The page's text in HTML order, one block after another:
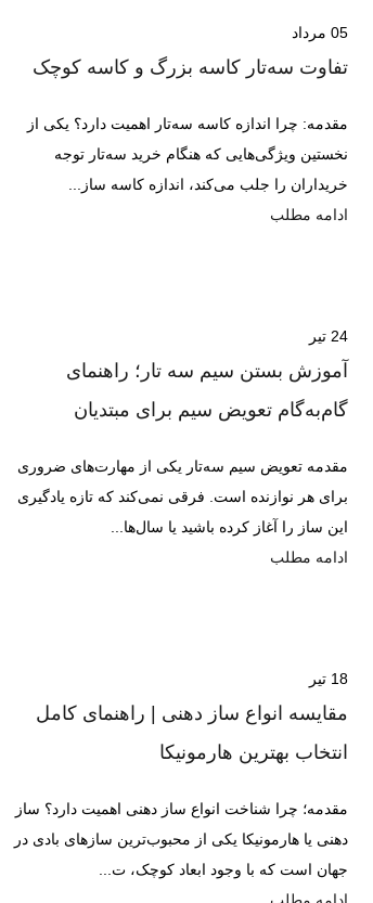
05 مرداد
تفاوت سه‌تار کاسه بزرگ و کاسه کوچک
مقدمه: چرا اندازه کاسه سه‌تار اهمیت دارد؟ یکی از
نخستین ویژگی‌هایی که هنگام خرید سه‌تار توجه
خریداران را جلب می‌کند، اندازه کاسه ساز...
ادامه مطلب
24 تیر
آموزش بستن سیم سه تار؛ راهنمای
گام‌به‌گام تعویض سیم برای مبتدیان
مقدمه تعویض سیم سه‌تار یکی از مهارت‌های ضروری
برای هر نوازنده است. فرقی نمی‌کند که تازه یادگیری
این ساز را آغاز کرده باشید یا سال‌ها...
ادامه مطلب
18 تیر
مقایسه انواع ساز دهنی | راهنمای کامل
انتخاب بهترین هارمونیکا
مقدمه؛ چرا شناخت انواع ساز دهنی اهمیت دارد؟ ساز
دهنی یا هارمونیکا یکی از محبوب‌ترین سازهای بادی در
جهان است که با وجود ابعاد کوچک، ت...